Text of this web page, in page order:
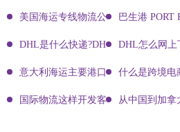
美国海运专线物流公司有哪些?巴生港 PORT
DHL是什么快递?DHL国际快递介绍
DHL怎么网上
意大利海运主要港口有哪些什么是跨境电
国际物流这样开发客户会让你成为销
从中国到加